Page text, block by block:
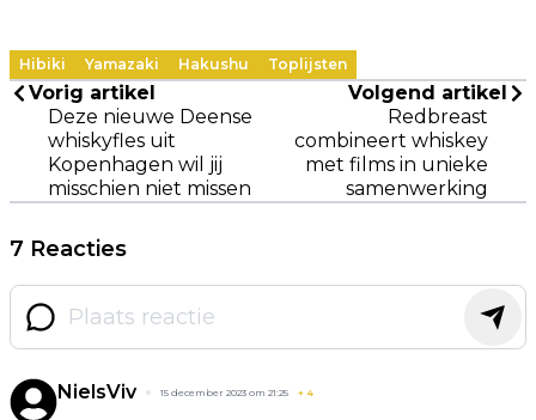
Hibiki Yamazaki Hakushu Toplijsten
Vorig artikel
Deze nieuwe Deense
whiskyfles uit
Kopenhagen wil jij
misschien niet missen
Volgend artikel
Redbreast
combineert whiskey
met films in unieke
samenwerking
7 Reacties
NielsViv 15 december 2023 om 21:25 + 4